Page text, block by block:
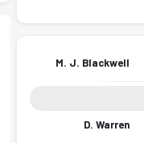
Williams. Özet,
M. J. Blackwell
D. Warren